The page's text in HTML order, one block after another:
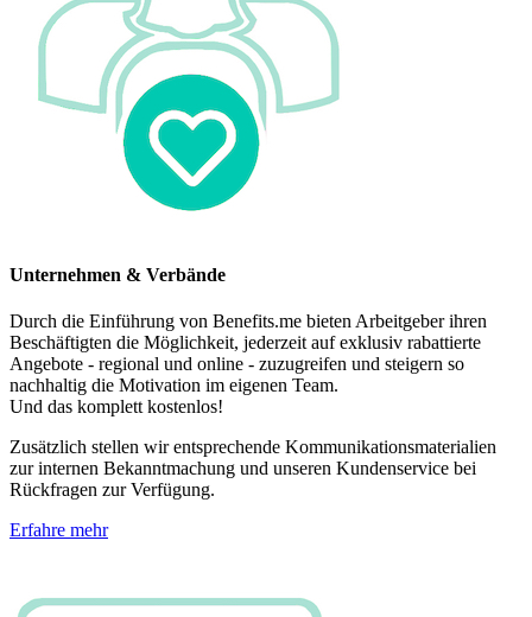
Unternehmen & Verbände
Durch die Einführung von Benefits.me bieten Arbeitgeber ihren
Beschäftigten die Möglichkeit, jederzeit auf exklusiv rabattierte
Angebote - regional und online - zuzugreifen und steigern so
nachhaltig die Motivation im eigenen Team.
Und das komplett kostenlos!
Zusätzlich stellen wir entsprechende Kommunikationsmaterialien
zur internen Bekanntmachung und unseren Kundenservice bei
Rückfragen zur Verfügung.
Erfahre mehr